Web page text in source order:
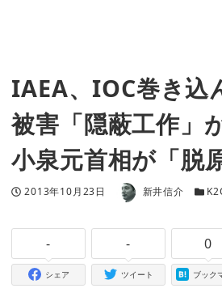
IAEA、IOC巻き込
被害「隠蔽工作」
小泉元首相が「脱
投稿日
2013年10月23日 著者 新井信介 カテ
-
シェア
-
ツイート
0
ブック